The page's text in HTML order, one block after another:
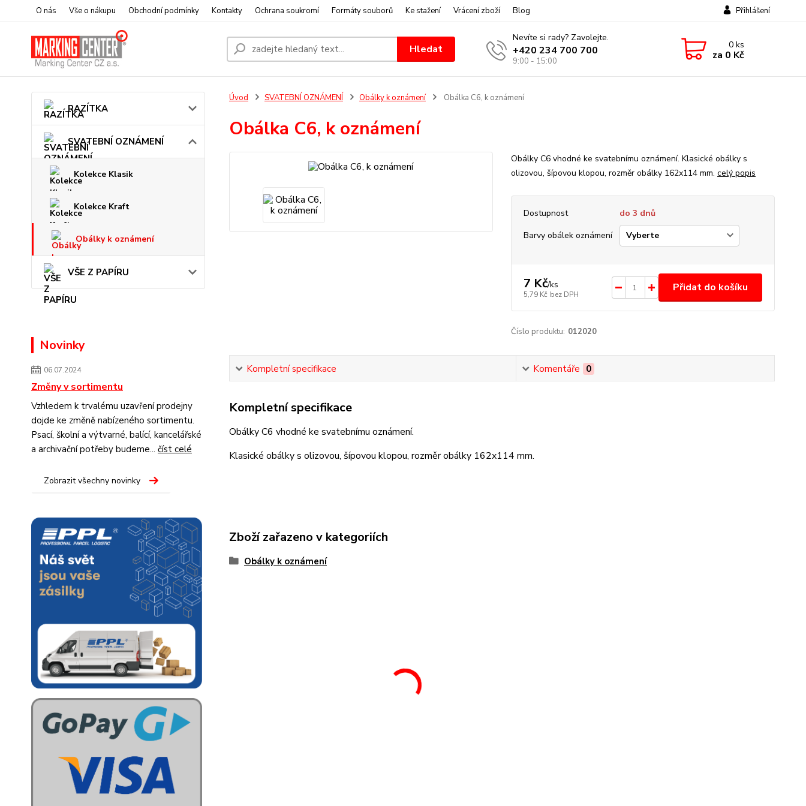
O nás Vše o nákupu Obchodní podmínky Kontakty Ochrana soukromí Formáty souborů Ke stažení Vrácení zboží Blog Přihlášení
Hledat
Nevíte si rady? Zavolejte.
+420 234 700 700
9:00 - 15:00
0ks
za 0 Kč
RAZÍTKA
SVATEBNÍ OZNÁMENÍ
Kolekce Klasik
Kolekce Kraft
Obálky k oznámení
VŠE Z PAPÍRU
Novinky
06.07.2024
Změny v sortimentu
Vzhledem k trvalému uzavření prodejny
dojde ke změně nabízeného sortimentu.
Psací, školní a výtvarné, balící, kancelářské
a archivační potřeby budeme... číst celé
Zobrazit všechny novinky
Úvod SVATEBNÍ OZNÁMENÍ Obálky k oznámení Obálka C6, k oznámení
Obálka C6, k oznámení
Obálky C6 vhodné ke svatebnímu oznámení. Klasické obálky s
olizovou, šípovou klopou, rozměr obálky 162x114 mm. celý popis
Dostupnost
do 3 dnů
Barvy obálek oznámení
7 Kč/ks
5,79 Kč bez DPH
Přidat do košíku
Číslo produktu: 012020
Kompletní specifikace Komentáře 0
Kompletní specifikace
Obálky C6 vhodné ke svatebnímu oznámení.
Klasické obálky s olizovou, šípovou klopou, rozměr obálky 162x114 mm.
Zboží zařazeno v kategoriích
Obálky k oznámení